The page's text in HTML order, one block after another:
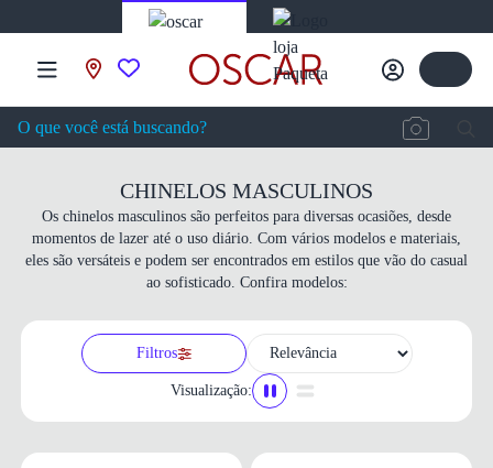
CHINELOS MASCULINOS
Os chinelos masculinos são perfeitos para diversas ocasiões, desde
momentos de lazer até o uso diário. Com vários modelos e materiais,
eles são versáteis e podem ser encontrados em estilos que vão do casual
ao sofisticado. Confira modelos:
Filtros
Visualização: